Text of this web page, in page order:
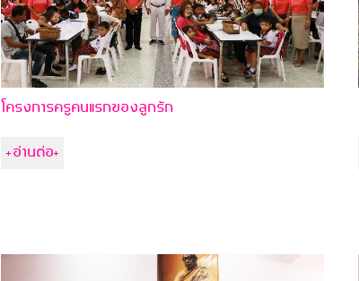
โครงการครูคนแรกของลูกรัก
+อ่านต่อ+